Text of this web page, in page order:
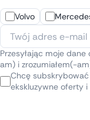
Volvo
Przesyłając moje
am) i zrozumiałem(-
Chcę subskrybować
ekskluzywne oferty